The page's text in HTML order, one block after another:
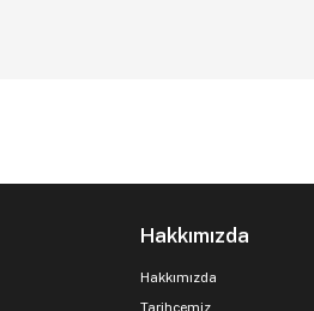
Hakkımızda
Hakkımızda